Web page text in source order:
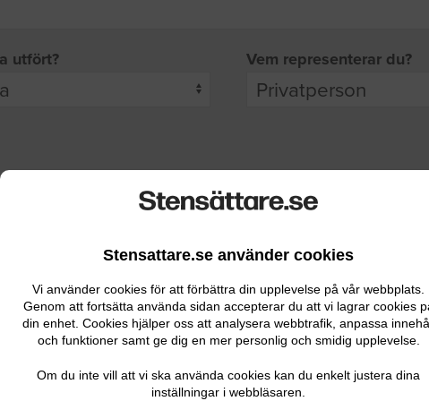
Stensattare.se använder cookies
Vi använder cookies för att förbättra din upplevelse på vår webbplats.
Genom att fortsätta använda sidan accepterar du att vi lagrar cookies
din enhet. Cookies hjälper oss att analysera webbtrafik, anpassa
och funktioner samt ge dig en mer personlig och smidig upplevelse.
Om du inte vill att vi ska använda cookies kan du enkelt justera dina
inställningar i webbläsaren.
utfört? Vem representerar du?
leverantörer får möjlighet att ta kontakt med dig.
Ditt telefonnummer